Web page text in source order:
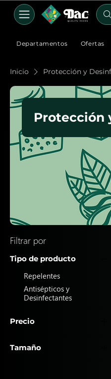
Departamentos Ofertas
Inicio Protección y
Protección
Filtrar por
Tipo de producto
Repelentes
Antisépticos y
Desinfectantes
Precio
110 MXN
Tamaño